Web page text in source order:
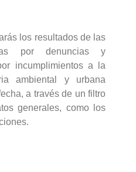
los resultados de las
por denuncias y
incumplimientos a la
ambiental y urbana
a través de un filtro
generales, como los